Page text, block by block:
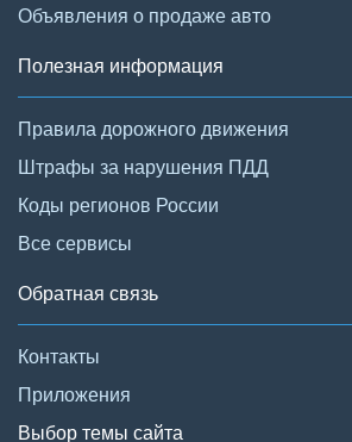
Объявления о продаже авто
Полезная информация
Правила дорожного движения
Штрафы за нарушения ПДД
Коды регионов России
Все сервисы
Обратная связь
Контакты
Приложения
Выбор темы сайта